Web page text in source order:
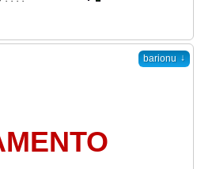
barionu ↓